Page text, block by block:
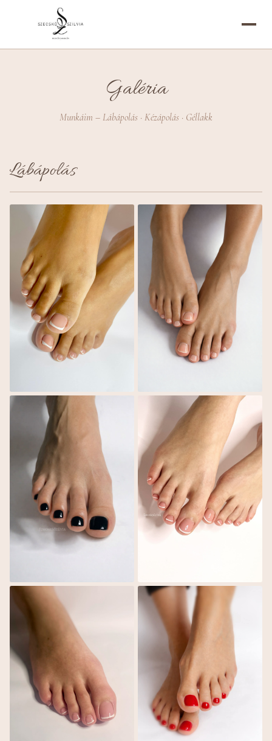
Galéria
Munkáim – Lábápolás · Kézápolás · Géllakk
Lábápolás